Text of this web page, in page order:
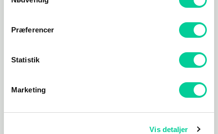
Præferencer
Statistik
Marketing
Vis detaljer
TILFØJ TIL KURV